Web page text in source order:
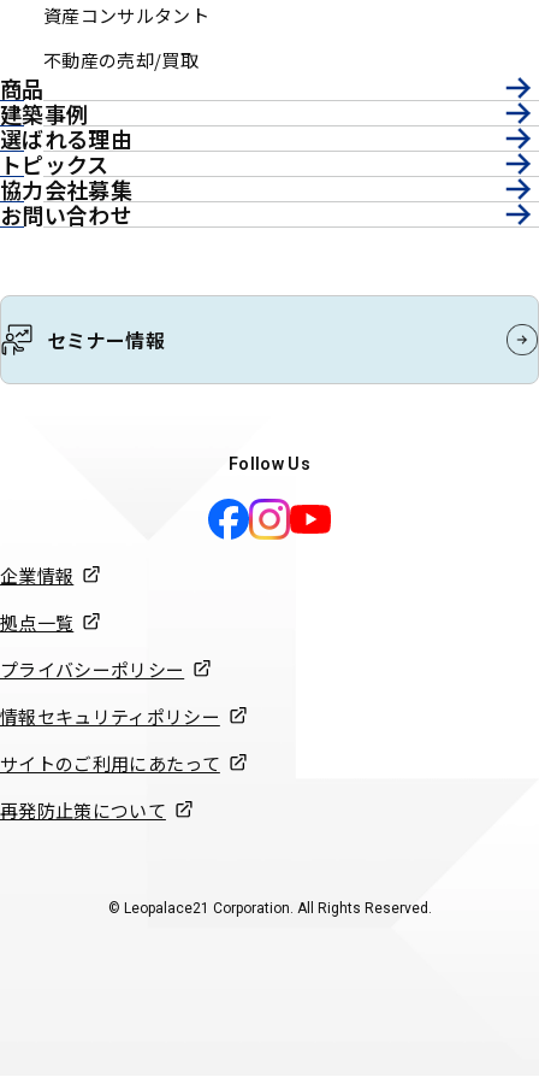
資産コンサルタント
不動産の売却/買取
商品
建築事例
選ばれる理由
トピックス
協力会社募集
お問い合わせ
セミナー情報
Follow Us
企業情報
拠点一覧
プライバシーポリシー
情報セキュリティポリシー
サイトのご利用にあたって
再発防止策について
© Leopalace21 Corporation. All Rights Reserved.